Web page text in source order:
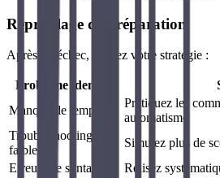
Reprofilage de préparation
Après un échec, ajustez votre stratégie :
Problème identifié
Manque de temps
Pratiquez les
automatisme
Troubleshooting
faible
Simulez plus de
Erreurs de syntaxe
Relisez